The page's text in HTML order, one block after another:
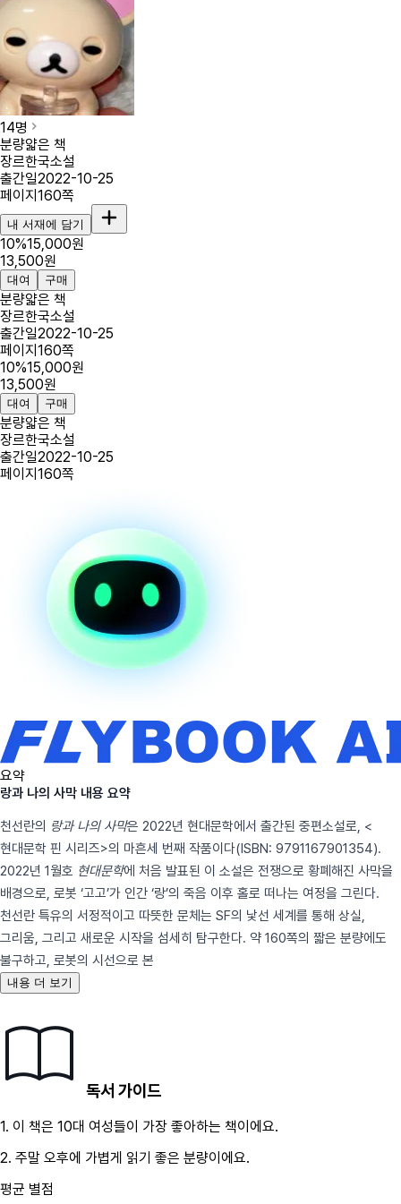
14명
분량얇은 책
장르한국소설
출간일2022-10-25
페이지 160쪽
내 서재에 담기
10%15,000원
13,500원
대여 구매
분량얇은 책
장르한국소설
출간일2022-10-25
페이지 160쪽
10%15,000원
13,500원
대여 구매
분량얇은 책
장르한국소설
출간일2022-10-25
페이지 160쪽
요약
랑과 나의 사막 내용 요약
천선란의 랑과 나의 사막은 2022년 현대문학에서 출간된 중편소설로, <
현대문학 핀 시리즈>의 마흔세 번째 작품이다(ISBN: 9791167901354).
2022년 1월호 현대문학에 처음 발표된 이 소설은 전쟁으로 황폐해진 사막을
배경으로, 로봇 ‘고고’가 인간 ‘랑’의 죽음 이후 홀로 떠나는 여정을 그린다.
천선란 특유의 서정적이고 따뜻한 문체는 SF의 낯선 세계를 통해 상실,
그리움, 그리고 새로운 시작을 섬세히 탐구한다. 약 160쪽의 짧은 분량에도
불구하고, 로봇의 시선으로 본
내용 더 보기
독서 가이드
1. 이 책은 10대 여성들이 가장 좋아하는 책이에요.
2. 주말 오후에 가볍게 읽기 좋은 분량이에요.
평균 별점